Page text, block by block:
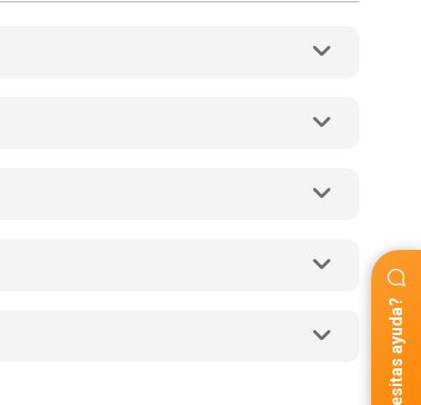
¿Necesitas ayuda?